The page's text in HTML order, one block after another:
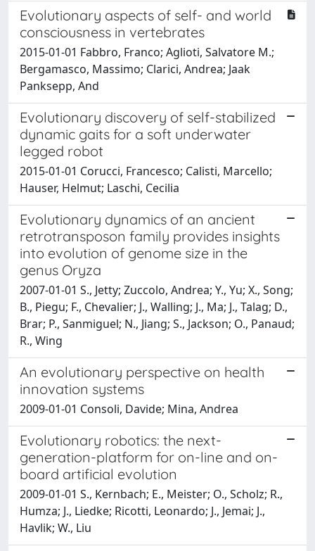
Evolutionary aspects of self- and world
consciousness in vertebrates
2015-01-01 Fabbro, Franco; Aglioti, Salvatore M.;
Bergamasco, Massimo; Clarici, Andrea; Jaak
Panksepp, And
Evolutionary discovery of self-stabilized
dynamic gaits for a soft underwater
legged robot
2015-01-01 Corucci, Francesco; Calisti, Marcello;
Hauser, Helmut; Laschi, Cecilia
Evolutionary dynamics of an ancient
retrotransposon family provides insights
into evolution of genome size in the
genus Oryza
2007-01-01 S., Jetty; Zuccolo, Andrea; Y., Yu; X., Song;
B., Piegu; F., Chevalier; J., Walling; J., Ma; J., Talag; D.,
Brar; P., Sanmiguel; N., Jiang; S., Jackson; O., Panaud;
R., Wing
An evolutionary perspective on health
innovation systems
2009-01-01 Consoli, Davide; Mina, Andrea
Evolutionary robotics: the next-
generation-platform for on-line and on-
board artificial evolution
2009-01-01 S., Kernbach; E., Meister; O., Scholz; R.,
Humza; J., Liedke; Ricotti, Leonardo; J., Jemai; J.,
Havlik; W., Liu